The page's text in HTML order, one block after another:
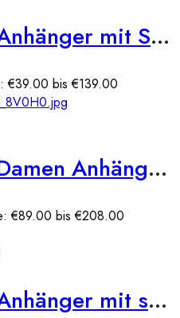
585er Gelbgold Anhänger mit Schlüssel und Lebensbaum
€39.00 bis €139.00
585er Gelbgold Damen Anhänger Herz mit Zirkonia Steine
€89.00 bis €208.00
585er Gelbgold Anhänger mit synth. Rubin und Zirkonia